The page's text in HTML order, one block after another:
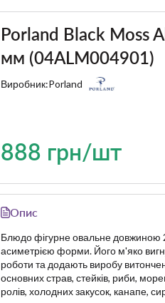
Porland Black Moss
мм (04ALM004901)
Виробник:Porland
888 грн/шт
Опис
Блюдо фігурне овальне довжиною
асиметрією форми. Його м'яко
роботи та додають виробу
основних страв, стейків, риби,
ролів, холодних закусок, канапе,